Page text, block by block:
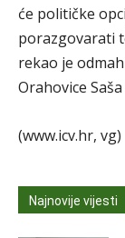
će političke
porazgovarati
rekao je
Orahovice
(www.icv.hr, vg)
Najnovije vijesti